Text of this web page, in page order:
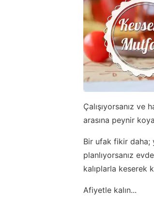
Çalışıyorsanız ve
arasına peynir
Bir ufak fikir daha;
planlıyorsanız
kalıplarla keserek
Afiyetle kalın...